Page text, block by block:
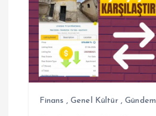
n
m
e
Finans ,Genel Kültür,Gündem